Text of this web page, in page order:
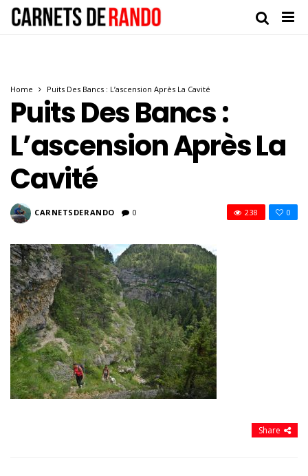
Home Puits Des Bancs : L’ascension Après La Cavité
Puits Des Bancs :
L’ascension Après La
Cavité
CARNETSDERANDO 0 0
238
Share